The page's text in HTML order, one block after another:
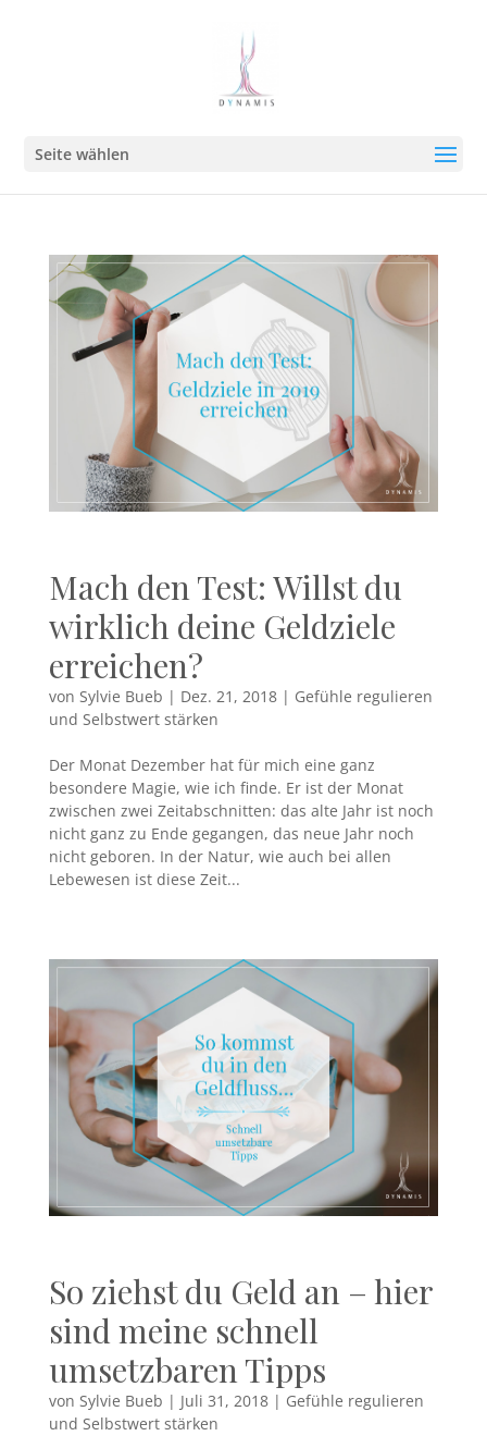
Seite wählen
Mach den Test: Willst du
wirklich deine Geldziele
erreichen?
von Sylvie Bueb | Dez. 21, 2018| Gefühle regulieren
und Selbstwert stärken
Der Monat Dezember hat für mich eine ganz
besondere Magie, wie ich finde. Er ist der Monat
zwischen zwei Zeitabschnitten: das alte Jahr ist noch
nicht ganz zu Ende gegangen, das neue Jahr noch
nicht geboren. In der Natur, wie auch bei allen
Lebewesen ist diese Zeit...
So ziehst du Geld an – hier
sind meine schnell
umsetzbaren Tipps
von Sylvie Bueb | Juli 31, 2018| Gefühle regulieren
und Selbstwert stärken